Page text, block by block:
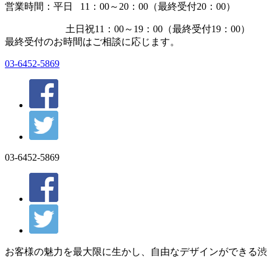
営業時間：平日 11：00～20：00（最終受付20：00）
土日祝11：00～19：00（最終受付19：00）
最終受付のお時間はご相談に応じます。
03-6452-5869
03-6452-5869
お客様の魅力を最大限に生かし、自由なデザインができる渋